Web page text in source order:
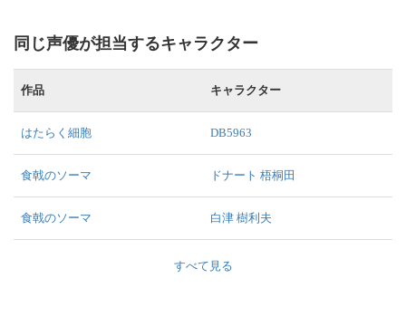
同じ声優が担当するキャラクター
作品 キャラクター
はたらく細胞 DB5963
食戟のソーマ ドナート 梧桐田
食戟のソーマ 白津 樹利夫
すべて見る